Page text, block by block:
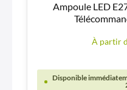
Ampoule LED
À partir
Disponible